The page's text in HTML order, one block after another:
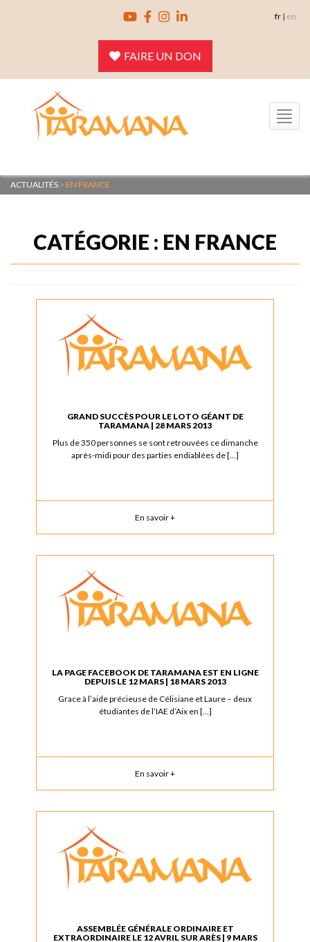
FAIRE UN DON
fr | en
Toggle
navigation
ACTUALITÉS > EN FRANCE
CATÉGORIE : EN FRANCE
GRAND SUCCÈS POUR LE LOTO GÉANT DE
TARAMANA | 28 MARS 2013
Plus de 350 personnes se sont retrouvées ce dimanche
après-midi pour des parties endiablées de […]
En savoir +
LA PAGE FACEBOOK DE TARAMANA EST EN LIGNE
DEPUIS LE 12 MARS | 18 MARS 2013
Grace à l’aide précieuse de Célisiane et Laure – deux
étudiantes de l’IAE d’Aix en […]
En savoir +
ASSEMBLÉE GÉNÉRALE ORDINAIRE ET
EXTRAORDINAIRE LE 12 AVRIL SUR ARÈS | 9 MARS